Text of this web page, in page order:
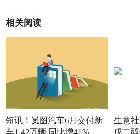
相关阅读
短讯！岚图汽车6月交付新
车1.42万辆 同比增41%
生意
戊二